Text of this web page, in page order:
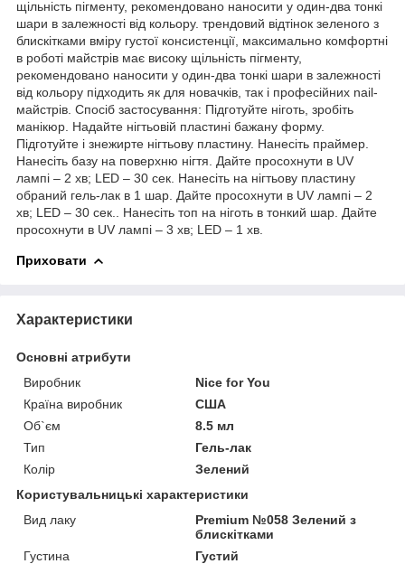
щільність пігменту, рекомендовано наносити у один-два тонкі
шари в залежності від кольору. трендовий відтінок зеленого з
блискітками вміру густої консистенції, максимально комфортні
в роботі майстрів має високу щільність пігменту,
рекомендовано наносити у один-два тонкі шари в залежності
від кольору підходить як для новачків, так і професійних nail-
майстрів. Спосіб застосування: Підготуйте ніготь, зробіть
манікюр. Надайте нігтьовій пластині бажану форму.
Підготуйте і знежирте нігтьову пластину. Нанесіть праймер.
Нанесіть базу на поверхню нігтя. Дайте просохнути в UV
лампі – 2 хв; LED – 30 сек. Нанесіть на нігтьову пластину
обраний гель-лак в 1 шар. Дайте просохнути в UV лампі – 2
хв; LED – 30 сек.. Нанесіть топ на ніготь в тонкий шар. Дайте
просохнути в UV лампі – 3 хв; LED – 1 хв.
Приховати
Характеристики
Основні атрибути
Виробник
Nice for You
Країна виробник
США
Об`єм
8.5 мл
Тип
Гель-лак
Колір
Зелений
Користувальницькі характеристики
Вид лаку
Premium №058 Зелений з
блискітками
Густина
Густий